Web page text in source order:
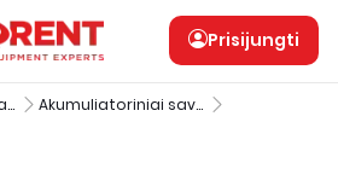
Prisijungti
Keltuvai ir darbo platformos
Akumuliatoriniai savaeigiai žikliniai keltuvai